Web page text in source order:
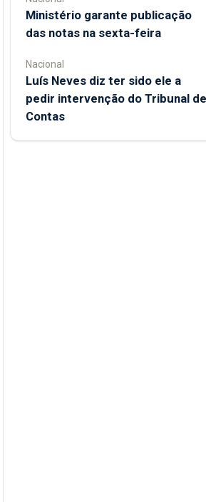
Ministério garante publicação
das notas na sexta-feira
Nacional
Luís Neves diz ter sido ele a
pedir intervenção do Tribunal de
Contas